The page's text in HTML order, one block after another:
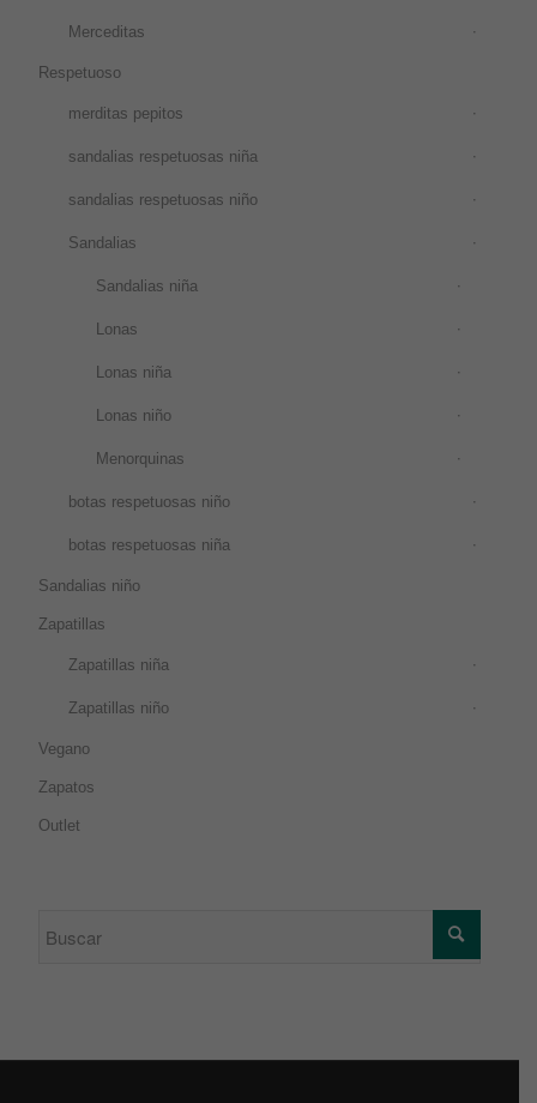
Merceditas
Respetuoso
merditas pepitos
sandalias respetuosas niña
sandalias respetuosas niño
Sandalias
Sandalias niña
Lonas
Lonas niña
Lonas niño
Menorquinas
botas respetuosas niño
botas respetuosas niña
Sandalias niño
Zapatillas
Zapatillas niña
Zapatillas niño
Vegano
Zapatos
Outlet